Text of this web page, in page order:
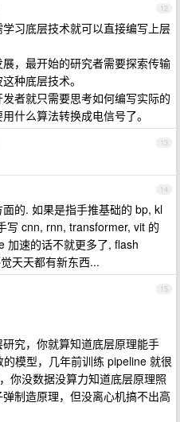
12
习底层技术就可以直接编写上层
，最开始的研究者需要探索传输
种底层技术。
者就只需要思考如何编写实际的
什么算法转换成电信号了。
13
14
的. 如果是指手推基础的 bp, kl
写 cnn, rnn, transformer, vit 的
加速的话不就更多了, flash
天天都有新东西...
15
究，你就算知道底层原理能手
模型，几年前训练 pipeline 就很
你没数据没算力知道底层原理照
制造原理，但没离心机搞不出高